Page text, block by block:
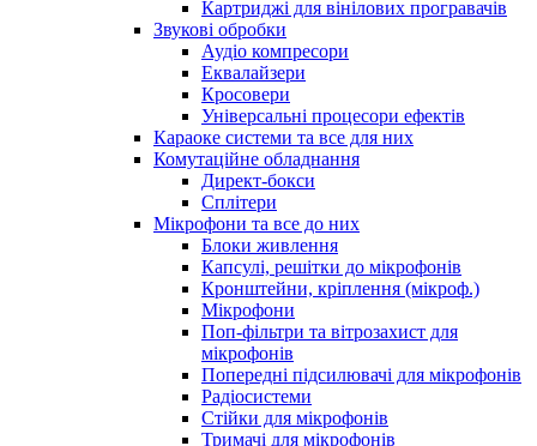
Картриджі для вінілових програвачів
Звукові обробки
Аудіо компресори
Еквалайзери
Кросовери
Універсальні процесори ефектів
Караоке системи та все для них
Комутаційне обладнання
Директ-бокси
Сплітери
Мікрофони та все до них
Блоки живлення
Капсулі, решітки до мікрофонів
Кронштейни, кріплення (мікроф.)
Мікрофони
Поп-фільтри та вітрозахист для
мікрофонів
Попередні підсилювачі для мікрофонів
Радіосистеми
Стійки для мікрофонів
Тримачі для мікрофонів